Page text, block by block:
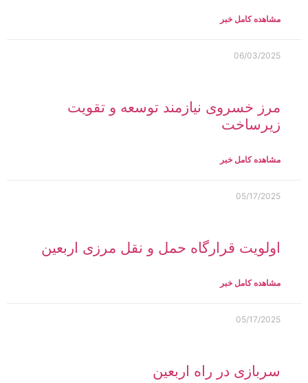
مشاهده کامل خبر
06/03/2025
مرز خسروی نیازمند توسعه و تقویت
زیرساخت‌
مشاهده کامل خبر
05/17/2025
اولویت قرارگاه حمل و نقل مرزی اربعین
مشاهده کامل خبر
05/17/2025
سربازی در راه اربعین